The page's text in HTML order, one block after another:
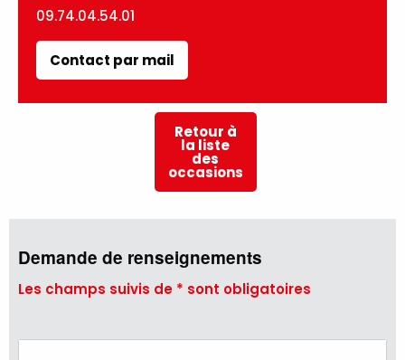
09.74.04.54.01
Contact par mail
Retour à
la liste
des
occasions
Demande de renseignements
Les champs suivis de * sont obligatoires